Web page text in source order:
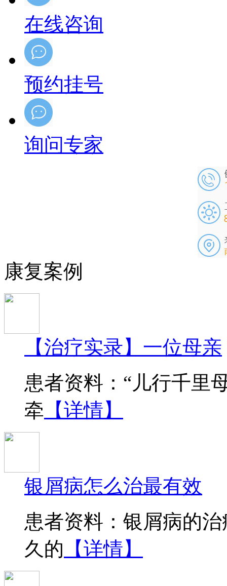
在线咨询
预约挂号
询问专家
康复案例
【治疗实录】一位母亲
患者资料：“儿行千里
牵 【详情】
银屑病怎么治最有效
患者资料：银屑病的
久的 【详情】